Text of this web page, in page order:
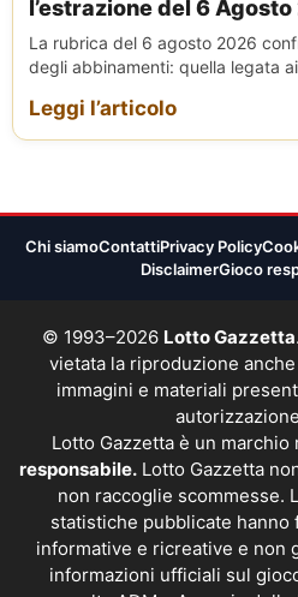
l’estrazione del 6
La rubrica del 6 agosto 2026
degli abbinamenti: quella legata
Leggi l’articolo
Chi siamoContattiPrivacy Policy
DisclaimerGioco
© 1993–2026 Lotto Gazzetta
vietata la riproduzione
immagini e materiali
Lotto Gazzetta è un marchio
responsabile.Lotto Gazzetta
non raccoglie scommesse.
statistiche pubblicate hanno
informative e ricreative e non
informazioni ufficiali sul